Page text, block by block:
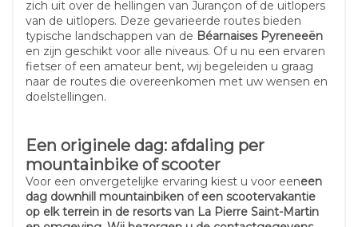
zich uit over de hellingen van Jurançon of de uitlopers
van de uitlopers. Deze gevarieerde routes bieden
typische landschappen van de Béarnaises Pyreneeën
en zijn geschikt voor alle niveaus. Of u nu een ervaren
fietser of een amateur bent, wij begeleiden u graag
naar de routes die overeenkomen met uw wensen en
doelstellingen.
Een originele dag: afdaling per
mountainbike of scooter
Voor een onvergetelijke ervaring kiest u voor eeneen
dag downhill mountainbiken of een scootervakantie
op elk terrein in de resorts van La Pierre Saint-Martin